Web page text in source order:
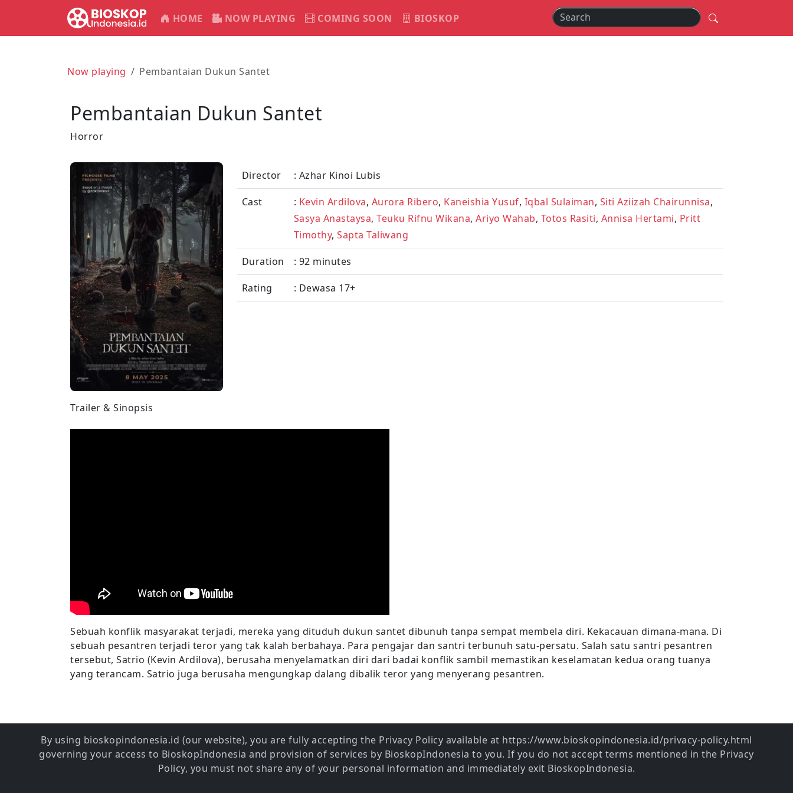
HOME NOW PLAYING COMING SOON BIOSKOP
Now playing Pembantaian Dukun Santet
Pembantaian Dukun Santet
Horror
Director : Azhar Kinoi Lubis
Cast : Kevin Ardilova, Aurora Ribero, Kaneishia Yusuf, Iqbal Sulaiman, Siti Aziizah Chairunnisa,
Sasya Anastaysa, Teuku Rifnu Wikana, Ariyo Wahab, Totos Rasiti, Annisa Hertami, Pritt
Timothy, Sapta Taliwang
Duration : 92 minutes
Rating : Dewasa 17+
Trailer & Sinopsis
Sebuah konflik masyarakat terjadi, mereka yang dituduh dukun santet dibunuh tanpa sempat membela diri. Kekacauan dimana-mana. Di
sebuah pesantren terjadi teror yang tak kalah berbahaya. Para pengajar dan santri terbunuh satu-persatu. Salah satu santri pesantren
tersebut, Satrio (Kevin Ardilova), berusaha menyelamatkan diri dari badai konflik sambil memastikan keselamatan kedua orang tuanya
yang terancam. Satrio juga berusaha mengungkap dalang dibalik teror yang menyerang pesantren.
By using bioskopindonesia.id (our website), you are fully accepting the Privacy Policy available at https://www.bioskopindonesia.id/privacy-policy.html
governing your access to BioskopIndonesia and provision of services by BioskopIndonesia to you. If you do not accept terms mentioned in the Privacy
Policy, you must not share any of your personal information and immediately exit BioskopIndonesia.